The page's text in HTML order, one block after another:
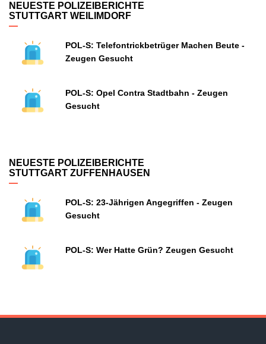
NEUESTE POLIZEIBERICHTE
STUTTGART WEILIMDORF
POL-S: Telefontrickbetrüger Machen Beute -
Zeugen Gesucht
POL-S: Opel Contra Stadtbahn - Zeugen
Gesucht
NEUESTE POLIZEIBERICHTE
STUTTGART ZUFFENHAUSEN
POL-S: 23-Jährigen Angegriffen - Zeugen
Gesucht
POL-S: Wer Hatte Grün? Zeugen Gesucht